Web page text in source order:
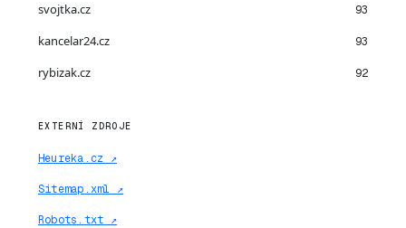
svojtka.cz 93
kancelar24.cz 93
rybizak.cz 92
EXTERNÍ ZDROJE
Heureka.cz ↗
Sitemap.xml ↗
Robots.txt ↗